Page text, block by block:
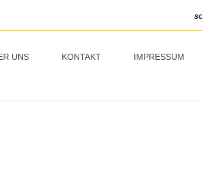
UNS KONTAKT IMPRESSUM